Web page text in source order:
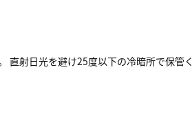
射日光を避け25度以下の冷暗所で保管く